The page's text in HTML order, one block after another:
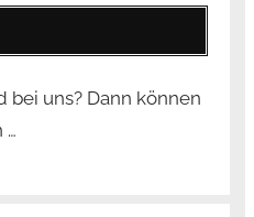
bei uns? Dann können
…